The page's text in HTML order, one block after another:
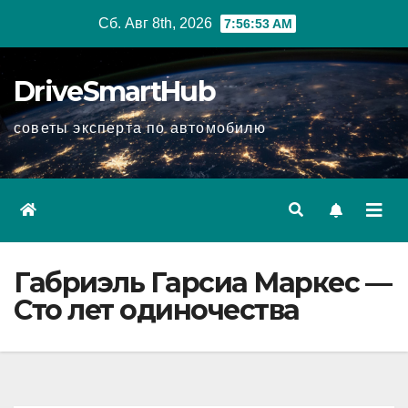
Сб. Авг 8th, 2026 7:56:54 AM
DriveSmartHub
советы эксперта по автомобилю
Габриэль Гарсиа Маркес —
Сто лет одиночества